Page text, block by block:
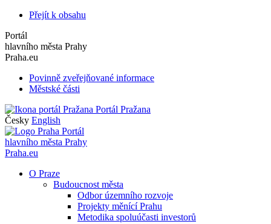
Přejít k obsahu
Portál
hlavního města Prahy
Praha.eu
Povinně zveřejňované informace
Městské části
Portál Pražana
Česky English
Portál
hlavního města Prahy
Praha.eu
O Praze
Budoucnost města
Odbor územního rozvoje
Projekty měnící Prahu
Metodika spoluúčasti investorů